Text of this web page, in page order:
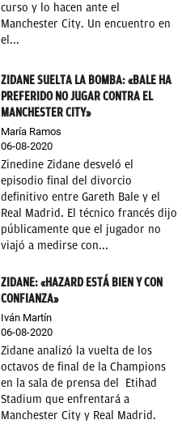
curso y lo hacen ante el
Manchester City. Un encuentro en
el...
ZIDANE SUELTA LA BOMBA: «BALE HA
PREFERIDO NO JUGAR CONTRA EL
MANCHESTER CITY»
María Ramos
06-08-2020
Zinedine Zidane desveló el
episodio final del divorcio
definitivo entre Gareth Bale y el
Real Madrid. El técnico francés dijo
públicamente que el jugador no
viajó a medirse con...
ZIDANE: «HAZARD ESTÁ BIEN Y CON
CONFIANZA»
Iván Martín
06-08-2020
Zidane analizó la vuelta de los
octavos de final de la Champions
en la sala de prensa del Etihad
Stadium que enfrentará a
Manchester City y Real Madrid.